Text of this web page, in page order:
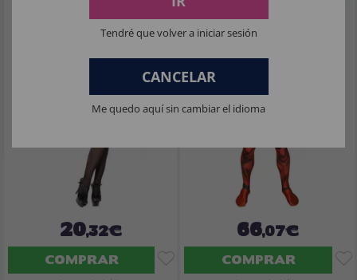
20,32€
COMPRAR
66,07€
COMPRAR
Tendré que volver a iniciar sesión
CANCELAR
Me quedo aquí sin cambiar el idioma